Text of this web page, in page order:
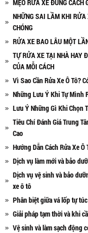
MẸO RỬA XE ĐÚNG CÁCH
NHỮNG SAI LẦM KHI RỬA
CHÓNG
RỬA XE BAO LÂU MỘT
TỰ RỬA XE TẠI NHÀ HAY
CỦA MỖI CÁCH
Vì Sao Cần Rửa Xe Ô Tô?
Những Lưu Ý Khi Tự Mình
Lưu Ý Những Gì Khi Chọn
Tiêu Chí Đánh Giá Trung
Cao
Hướng Dẫn Cách Rửa Xe
Dịch vụ làm mới và bảo
Dịch vụ vệ sinh và bảo
xe ô tô
Phân biệt giữa vá lốp tự
Giải pháp tạm thời và khi
Vệ sinh và làm sạch động